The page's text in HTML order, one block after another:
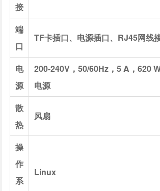
接
端
口
TF卡插口、电源插口、RJ45网线
电
源
200-240V，50/60Hz，5 A，620
电源
散
热
风扇
操
作
系
Linux